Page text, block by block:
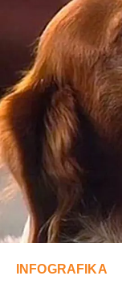
INFOGRAFIKA